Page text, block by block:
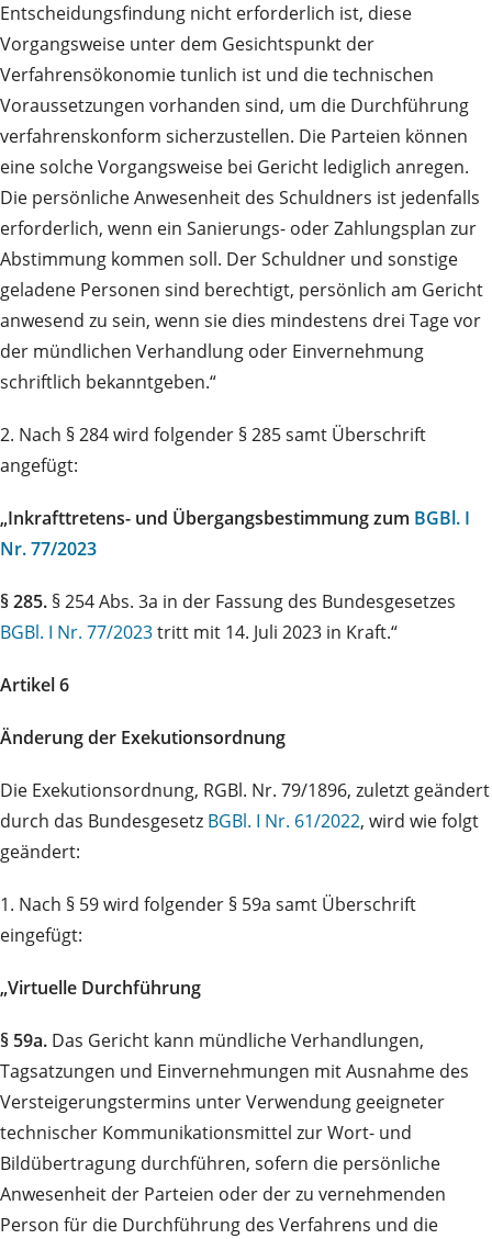
Entscheidungsfindung nicht erforderlich ist, diese
Vorgangsweise unter dem Gesichtspunkt der
Verfahrensökonomie tunlich ist und die technischen
Voraussetzungen vorhanden sind, um die Durchführung
verfahrenskonform sicherzustellen. Die Parteien können
eine solche Vorgangsweise bei Gericht lediglich anregen.
Die persönliche Anwesenheit des Schuldners ist jedenfalls
erforderlich, wenn ein Sanierungs- oder Zahlungsplan zur
Abstimmung kommen soll. Der Schuldner und sonstige
geladene Personen sind berechtigt, persönlich am Gericht
anwesend zu sein, wenn sie dies mindestens drei Tage vor
der mündlichen Verhandlung oder Einvernehmung
schriftlich bekanntgeben.“
2. Nach § 284 wird folgender § 285 samt Überschrift
angefügt:
„Inkrafttretens- und Übergangsbestimmung zum BGBl. I
Nr. 77/2023
§ 285. § 254 Abs. 3a in der Fassung des Bundesgesetzes
BGBl. I Nr. 77/2023tritt mit 14. Juli 2023 in Kraft.“
Artikel 6
Änderung der Exekutionsordnung
Die Exekutionsordnung, RGBl. Nr. 79/1896, zuletzt geändert
durch das Bundesgesetz BGBl. I Nr. 61/2022, wird wie folgt
geändert:
1. Nach § 59 wird folgender § 59a samt Überschrift
eingefügt:
„Virtuelle Durchführung
§ 59a. Das Gericht kann mündliche Verhandlungen,
Tagsatzungen und Einvernehmungen mit Ausnahme des
Versteigerungstermins unter Verwendung geeigneter
technischer Kommunikationsmittel zur Wort- und
Bildübertragung durchführen, sofern die persönliche
Anwesenheit der Parteien oder der zu vernehmenden
Person für die Durchführung des Verfahrens und die